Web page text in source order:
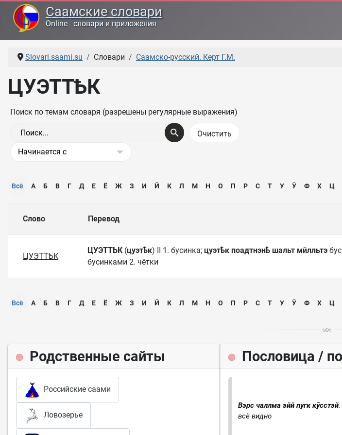
Саамские словари
Online - словари и приложения
Slovari.saami.su Словари Саамско-русский. Керт Г.М.
ЦУЭТТҌК
Поиск по темам словаря (разрешены регулярные выражения)
Всё А Б В Г Д Е Ё Ж З И Ӣ К Л М Н О П Р С Т У Ӯ Ф Х Ц
Слово Перевод
ЦУЭТТҌК
ЦУЭТТҌК (цуэтҍк) II 1. бусинка; цуэтҍк поадтнэнҍ шальт мӣлльтэ
бусинками 2. чётки
Всё А Б В Г Д Е Ё Ж З И Ӣ К Л М Н О П Р С Т У Ӯ Ф Х Ц
Родственные сайты
Российские саами
Ловозерье
Пословица /
Вэрс чаллма эйй пугк кӯсстэй.
всё видно